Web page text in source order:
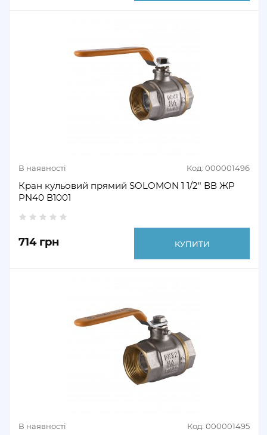
В наявності Код: 000001496
Кран кульовий прямий SOLOMON 1 1/2" ВВ ЖР
PN40 В1001
714 грн КУПИТИ
В наявності Код: 000001495